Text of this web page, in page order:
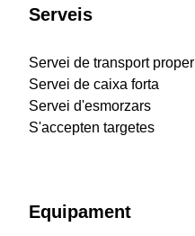
Serveis
Servei de transport proper
Servei de caixa forta
Servei d'esmorzars
S'accepten targetes
Equipament